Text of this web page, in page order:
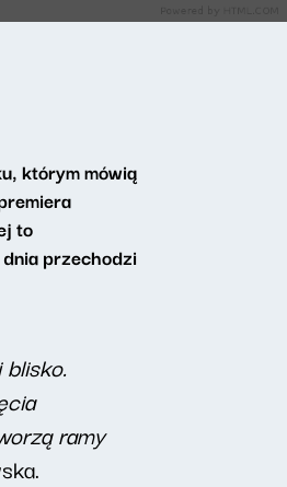
którym mówią
to
przechodzi
ramy